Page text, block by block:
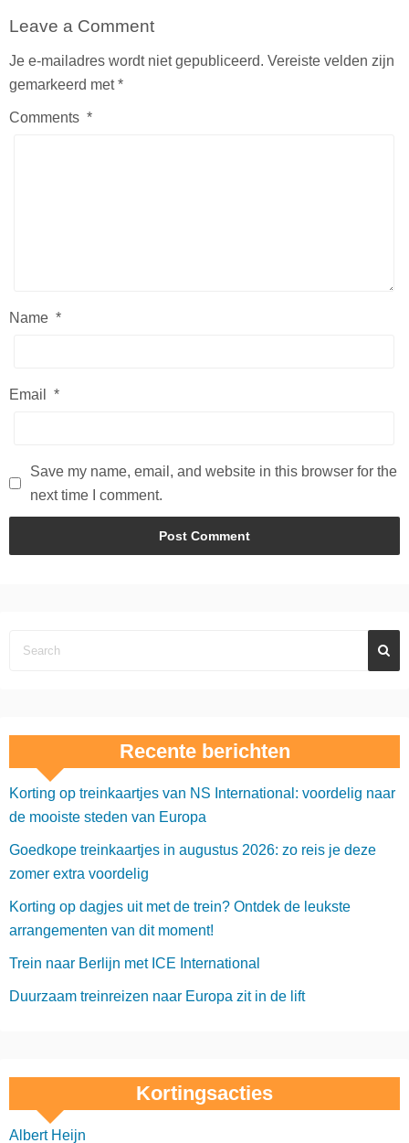
Leave a Comment
Je e-mailadres wordt niet gepubliceerd. Vereiste velden zijn
gemarkeerd met*
Comments *
Name *
Email *
Save my name, email, and website in this browser for the
next time I comment.
Recente berichten
Korting op treinkaartjes van NS International: voordelig naar
de mooiste steden van Europa
Goedkope treinkaartjes in augustus 2026: zo reis je deze
zomer extra voordelig
Korting op dagjes uit met de trein? Ontdek de leukste
arrangementen van dit moment!
Trein naar Berlijn met ICE International
Duurzaam treinreizen naar Europa zit in de lift
Kortingsacties
Albert Heijn